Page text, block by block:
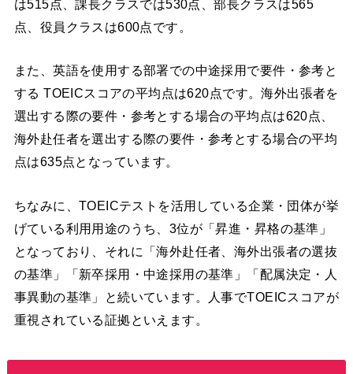
は515点、課長クラスでは530点、部長クラスは565
点、役員クラスは600点です。
また、英語を使用する部署での中途採用で要件・参考と
する TOEICスコアの平均点は620点です。海外出張者を
選出する際の要件・参考とする場合の平均点は620点、
海外赴任者を選出する際の要件・参考とする場合の平均
点は635点となっています。
ちなみに、TOEICテストを活用している企業・団体が挙
げている利用用途のうち、3位が「昇進・昇格の基準」
となっており、それに「海外赴任者、海外出張者の選抜
の基準」「新卒採用・中途採用の基準」「配属決定・人
事異動の基準」と続いています。人事でTOEICスコアが
重視されている証拠といえます。